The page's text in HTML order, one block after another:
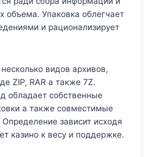
объема. Упаковка облегчает
и рационализирует
видов архивов,
ZIP, RAR а также 7Z.
обладает собственные
а также совместимые
зависит исходя
казино к весу и поддержке.